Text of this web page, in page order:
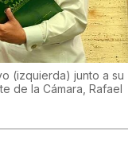
(izquierda) junto a su
de la Cámara, Rafael